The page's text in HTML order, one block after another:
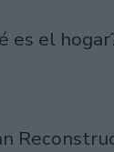
es el